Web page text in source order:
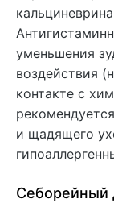
уменьшения
воздействия
контакте с
и щадящего
Себорейный